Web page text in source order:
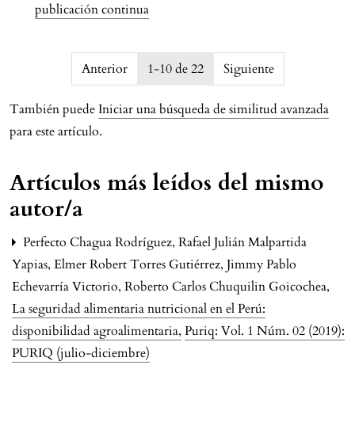
publicación continua
issue.pagination6a76161aabdc1
Anterior 1-10 de 22 Siguiente
También puede Iniciar una búsqueda de similitud avanzada
para este artículo.
Artículos más leídos del mismo
autor/a
Perfecto Chagua Rodríguez, Rafael Julián Malpartida
Yapias, Elmer Robert Torres Gutiérrez, Jimmy Pablo
Echevarría Victorio, Roberto Carlos Chuquilin Goicochea,
La seguridad alimentaria nutricional en el Perú:
disponibilidad agroalimentaria, Puriq: Vol. 1 Núm. 02 (2019):
PURIQ (julio-diciembre)